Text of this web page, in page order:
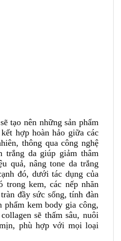
tạo nên những sản phẩm
hợp hoàn hảo giữa các
thông qua công nghệ
trắng da giúp giảm thâm
quả, nâng tone da trắng
đó, dưới tác dụng của
trong kem, các nếp nhăn
đầy sức sống, tính đàn
phẩm kem body gia công,
sẽ thấm sâu, nuôi
phù hợp với mọi loại